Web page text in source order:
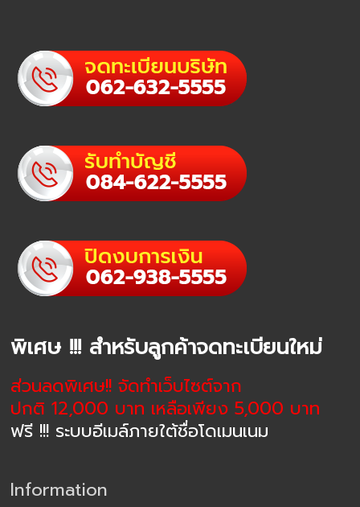
พิเศษ !!! สำหรับลูกค้าจดทะเบียนใหม่
ส่วนลดพิเศษ!! จัดทำเว็บไซต์จาก
ปกติ 12,000 บาท เหลือเพียง 5,000 บาท
ฟรี !!! ระบบอีเมล์ภายใต้ชื่อโดเมนเนม
Information